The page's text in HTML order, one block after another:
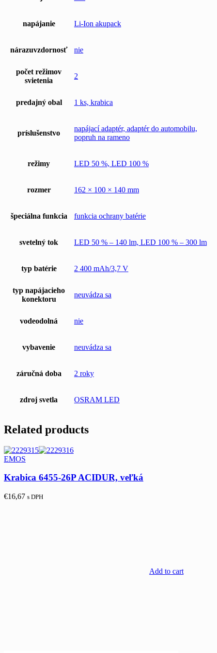
napájanie Li-Ion akupack
nárazuvzdornosť nie
počet režimov
svietenia
2
predajný obal 1 ks, krabica
príslušenstvo
napájací adaptér, adaptér do automobilu,
popruh na rameno
režimy LED 50 %, LED 100 %
rozmer 162 × 100 × 140 mm
špeciálna funkcia funkcia ochrany batérie
svetelný tok LED 50 % – 140 lm, LED 100 % – 300 lm
typ batérie 2 400 mAh/3,7 V
typ napájacieho
konektoru
neuvádza sa
vodeodolná nie
vybavenie neuvádza sa
záručná doba 2 roky
zdroj svetla OSRAM LED
Related products
EMOS
Krabica 6455-26P ACIDUR, veľká
€16,67 s DPH
Add to cart